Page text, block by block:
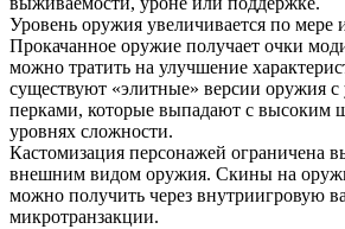
Уровень оружия увеличивается по мере
Прокачанное оружие получает очки
можно тратить на улучшение
существуют «элитные» версии оружия
перками, которые выпадают с высоким
уровнях сложности.
Кастомизация персонажей ограничена
внешним видом оружия. Скины на
можно получить через внутриигровую
микротранзакции.